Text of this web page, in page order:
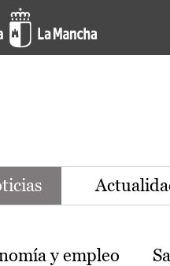
la región de
y empleo